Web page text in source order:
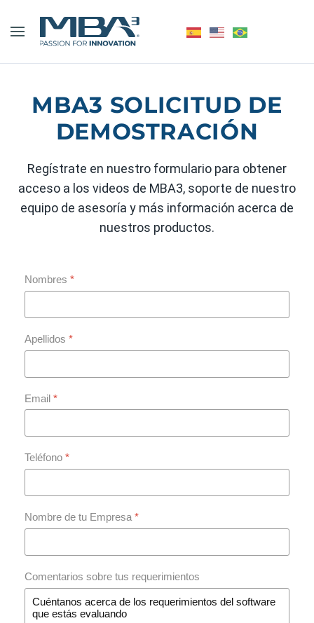
MBA3 SOLICITUD DE
DEMOSTRACIÓN
Regístrate en nuestro formulario para obtener
acceso a los videos de MBA3, soporte de nuestro
equipo de asesoría y más información acerca de
nuestros productos.
Nombres *
Apellidos *
Email *
Teléfono *
Nombre de tu Empresa *
Comentarios sobre tus requerimientos